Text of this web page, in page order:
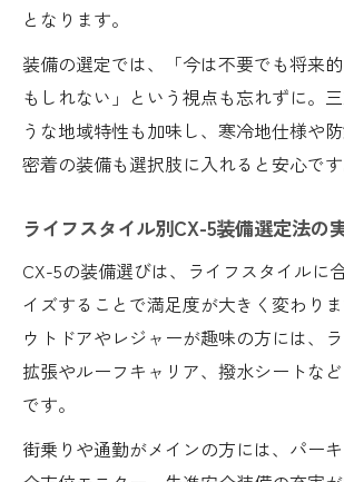
となります。
装備の選定では、「今は不要でも将来
もしれない」という視点も忘れずに。
うな地域特性も加味し、寒冷地仕様や
密着の装備も選択肢に入れると安心です
ライフスタイル別CX-5装備選定法の
CX-5の装備選びは、ライフスタイルに
イズすることで満足度が大きく変わり
ウトドアやレジャーが趣味の方には、
拡張やルーフキャリア、撥水シートな
です。
街乗りや通勤がメインの方には、パー